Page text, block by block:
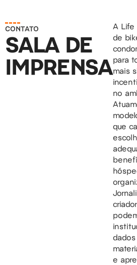
CONTATO
SALA DE
IMPRENSA
A Life
de
para
mais
no
que
e